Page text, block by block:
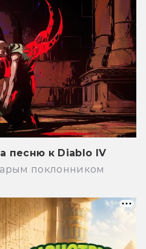
песню к Diablo IV
поклонником